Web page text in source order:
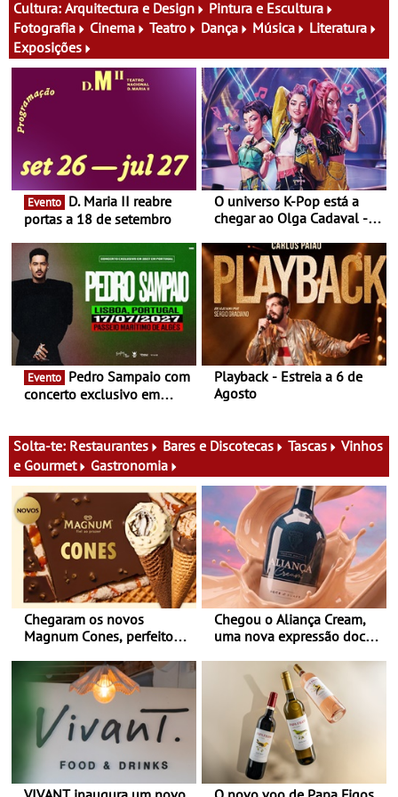
atividades para toda a
família e muito mais
Festas decorrem entre 8 e
16 de agosto
Cultura: Arquitectura e Design
Pintura e Escultura
Fotografia
Cinema Teatro Dança Música
Literatura
Exposições
Evento
portas a 18 de setembro
O universo K-Pop está a
chegar ao Olga Cadaval - A
Evento
concerto exclusivo em
Playback - Estreia a 6 de
Agosto
Solta-te: Restaurantes Bares e Discotecas Tascas
Vinhos
e Gourmet
Gastronomia
Chegaram os novos
Magnum Cones, perfeitos
Chegou o Aliança Cream,
uma nova expressão doce